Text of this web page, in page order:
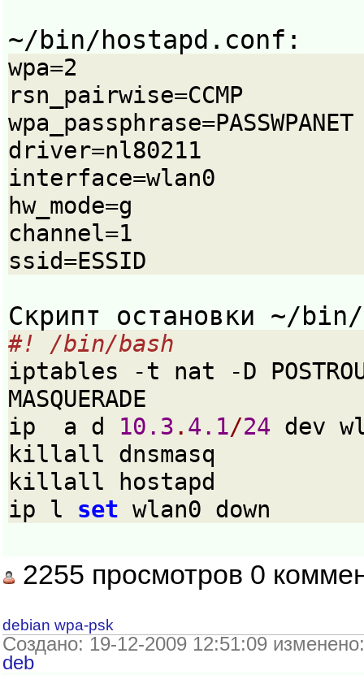
~/bin/hostapd.conf:
wpa=2
rsn_pairwise=CCMP
wpa_passphrase=PASSWPANET
driver=nl80211
interface=wlan0
hw_mode=g
channel=1
ssid=ESSID
Скрипт остановки ~/
#! /bin/bash
iptables -t nat -D
MASQUERADE
ip  a d 10.3 . 4.1/24 dev
killall dnsmasq
killall hostapd
ip l set wlan0 down
2255 просмотров 0
debian wpa-psk
Создано: 19-12-2009 12:51:09
deb